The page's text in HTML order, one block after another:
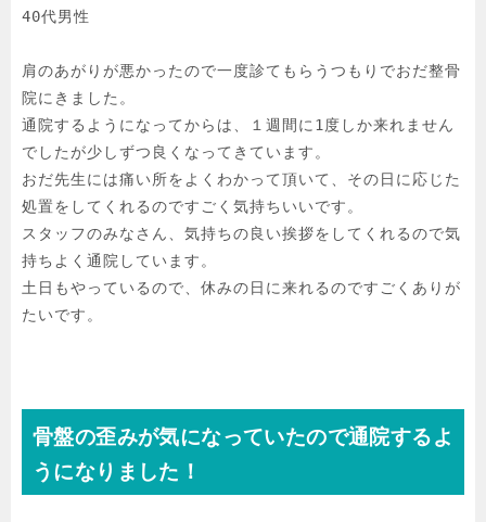
40代男性
肩のあがりが悪かったので一度診てもらうつもりでおだ整骨
院にきました。
通院するようになってからは、１週間に1度しか来れません
でしたが少しずつ良くなってきています。
おだ先生には痛い所をよくわかって頂いて、その日に応じた
処置をしてくれるのですごく気持ちいいです。
スタッフのみなさん、気持ちの良い挨拶をしてくれるので気
持ちよく通院しています。
土日もやっているので、休みの日に来れるのですごくありが
たいです。
骨盤の歪みが気になっていたので通院するよ
うになりました！